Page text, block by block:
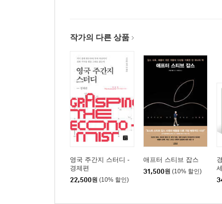
작가의 다른 상품
영국 주간지 스터디 -
경제편
22,500원 (10% 할인)
애프터 스티브 잡스
31,500원 (10% 할인)